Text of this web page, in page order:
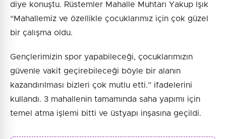
diye konuştu. Rüstemler Mahalle Muhtarı Yakup Işık
“Mahallemiz ve özellikle çocuklarımız için çok güzel
bir çalışma oldu.
Gençlerimizin spor yapabileceği, çocuklarımızın
güvenle vakit geçirebileceği böyle bir alanın
kazandırılması bizleri çok mutlu etti.” ifadelerini
kullandı. 3 mahallenin tamamında saha yapımı için
temel atma işlemi bitti ve üstyapı inşasına geçildi.